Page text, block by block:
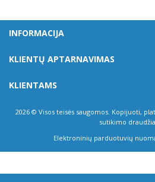
INFORMACIJA
KLIENTŲ APTARNAVIMAS
KLIENTAMS
2026 © Visos teisės saugomos. Kopijuoti,
sutikimo
Elektroninių parduotuvių